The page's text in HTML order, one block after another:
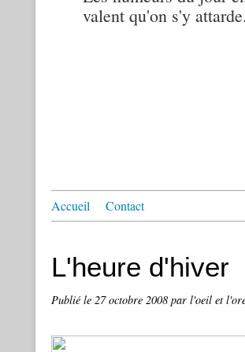
valent qu'on s'y
Accueil Contact
L'heure d'hiver
Publié le 27 octobre 2008 par l'oeil et